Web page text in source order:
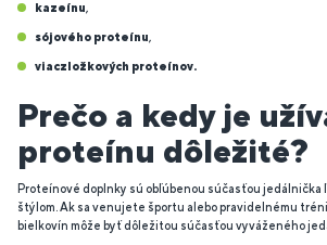
kazeínu,
sójového proteínu,
viaczložkových proteínov.
Prečo a kedy je
proteínu dôležité?
Proteínové doplnky sú obľúbenou súčasťou jedálnička
štýlom. Ak sa venujete športu alebo pravidelnému
bielkovín môže byť dôležitou súčasťou vyváženého